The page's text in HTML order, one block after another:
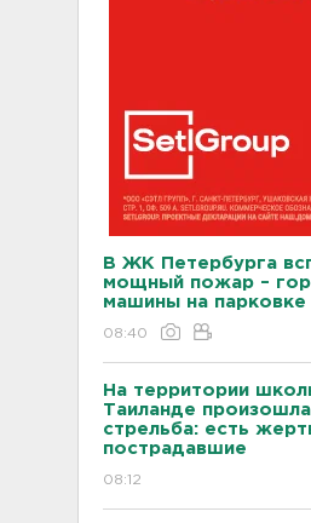
В ЖК Петербурга
мощный пожар –
машины на парковке
08:40
На территории
Таиланде произошла
стрельба: есть
пострадавшие
08:12